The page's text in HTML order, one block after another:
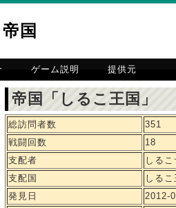
国
ゲーム説明 提供元
帝国「しるこ王国」
総訪問者数
351
戦闘回数
18
支配者
しる
支配国
しる
発見日
2012-